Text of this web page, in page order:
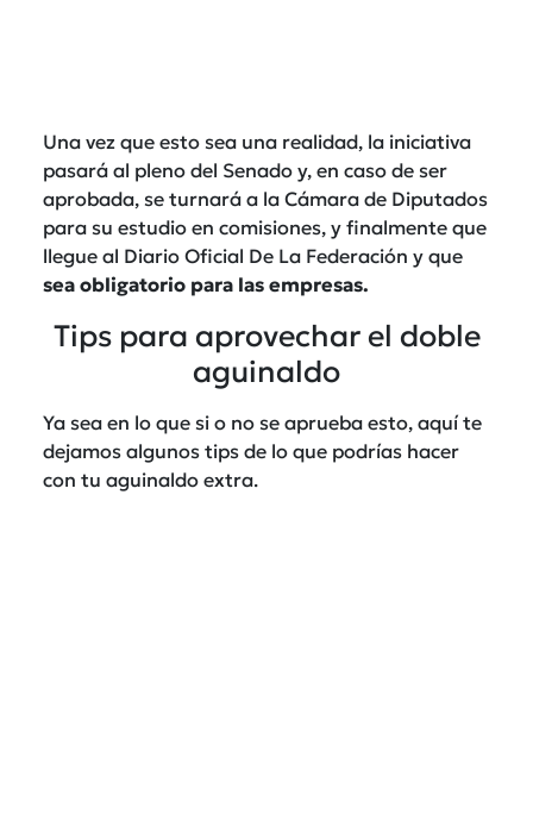
Una vez que esto sea una realidad, la iniciativa
pasará al pleno del Senado y, en caso de ser
aprobada, se turnará a la Cámara de Diputados
para su estudio en comisiones, y finalmente que
llegue al Diario Oficial De La Federación y que
sea obligatorio para las empresas.
Tips para aprovechar el doble
aguinaldo
Ya sea en lo que si o no se aprueba esto, aquí te
dejamos algunos tips de lo que podrías hacer
con tu aguinaldo extra.